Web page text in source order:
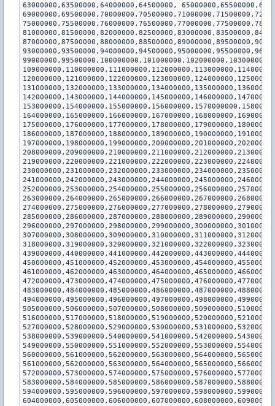
63000000,63500000,64000000,64500000,